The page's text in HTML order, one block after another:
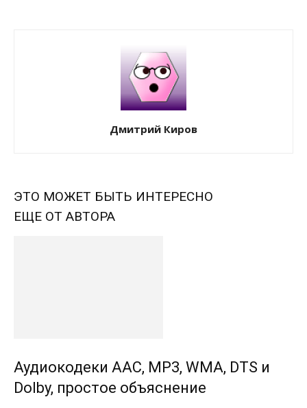
Дмитрий Киров
ЭТО МОЖЕТ БЫТЬ ИНТЕРЕСНО
ЕЩЕ ОТ АВТОРА
Аудиокодеки AAC, MP3, WMA, DTS и
Dolby, простое объяснение